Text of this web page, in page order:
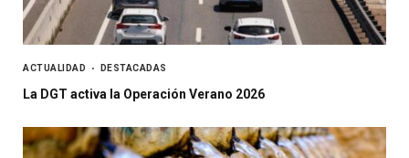
ACTUALIDAD DESTACADAS
La DGT activa la Operación Verano 2026